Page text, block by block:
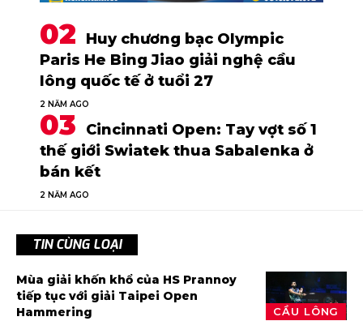
Huy chương bạc Olympic
Paris He Bing Jiao giải nghệ cầu
lông quốc tế ở tuổi 27
2 NĂM AGO
Cincinnati Open: Tay vợt số 1
thế giới Swiatek thua Sabalenka ở
bán kết
2 NĂM AGO
TIN CÙNG LOẠI
CẦU LÔNG
Mùa giải khốn khổ của HS Prannoy
tiếp tục với giải Taipei Open
Hammering